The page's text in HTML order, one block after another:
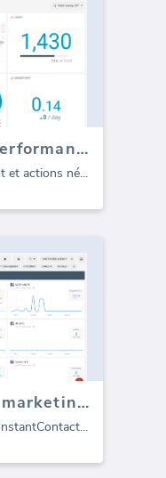
Constant Contact Performance
et actions né...
Tableau de bord de marketing par e-mail Constant Contact
...